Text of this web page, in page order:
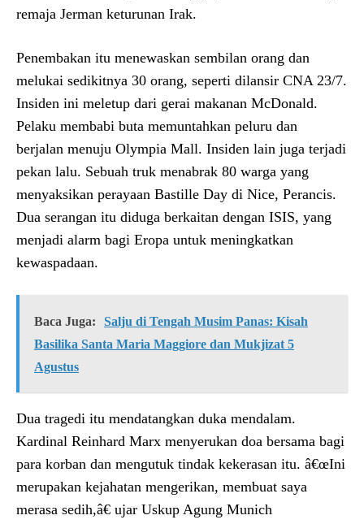
remaja Jerman keturunan Irak.
Penembakan itu menewaskan sembilan orang dan
melukai sedikitnya 30 orang, seperti dilansir CNA 23/7.
Insiden ini meletup dari gerai makanan McDonald.
Pelaku membabi buta memuntahkan peluru dan
berjalan menuju Olympia Mall. Insiden lain juga terjadi
pekan lalu. Sebuah truk menabrak 80 warga yang
menyaksikan perayaan Bastille Day di Nice, Perancis.
Dua serangan itu diduga berkaitan dengan ISIS, yang
menjadi alarm bagi Eropa untuk meningkatkan
kewaspadaan.
Baca Juga:
Salju di Tengah Musim Panas: Kisah
Basilika Santa Maria Maggiore dan Mukjizat 5
Agustus
Dua tragedi itu mendatangkan duka mendalam.
Kardinal Reinhard Marx menyerukan doa bersama bagi
para korban dan mengutuk tindak kekerasan itu. â€œIni
merupakan kejahatan mengerikan, membuat saya
merasa sedih,â€ ujar Uskup Agung Munich